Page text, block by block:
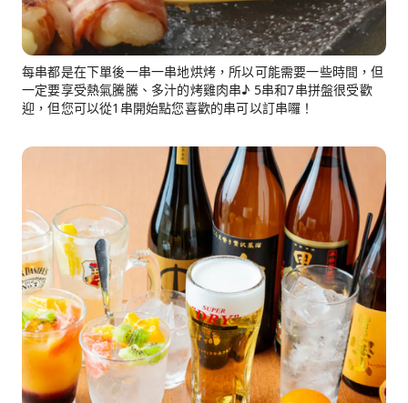
每串都是在下單後一串一串地烘烤，所以可能需要一些時間，但
一定要享受熱氣騰騰、多汁的烤雞肉串♪ 5串和7串拼盤很受歡
迎，但您可以從1串開始點您喜歡的串可以訂串囉！